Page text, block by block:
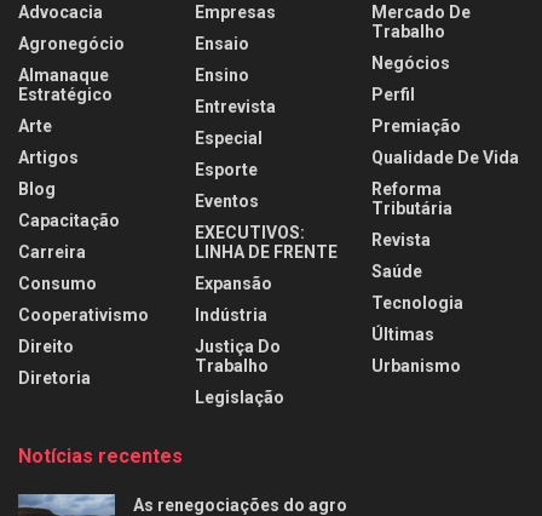
Advocacia
Agronegócio
Almanaque
Estratégico
Arte
Artigos
Blog
Capacitação
Carreira
Consumo
Cooperativismo
Direito
Diretoria
Empresas
Ensaio
Ensino
Entrevista
Especial
Esporte
Eventos
EXECUTIVOS:
LINHA DE FRENTE
Expansão
Indústria
Justiça Do
Trabalho
Legislação
Mercado De
Trabalho
Negócios
Perfil
Premiação
Qualidade De Vida
Reforma
Tributária
Revista
Saúde
Tecnologia
Últimas
Urbanismo
Notícias recentes
As renegociações do agro